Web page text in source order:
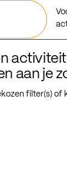
aan je
filter(s) of